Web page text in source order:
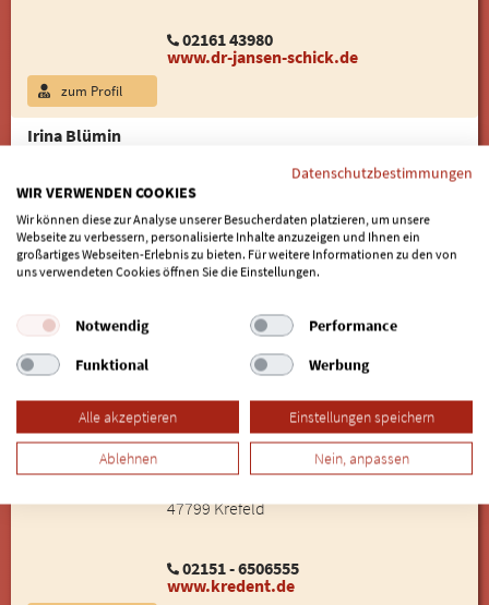
02161 43980
www.dr-jansen-schick.de
zum Profil
Irina Blümin
dentalRelax
40211 Düsseldorf
zahnarzt-duesseldorf24.de
Online-Termin
Zygoma-Implantate
KREDENT - Zahnmedizinisches
47799 Krefeld
02151 - 6506555
www.kredent.de
Datenschutzbestimmungen
WIR VERWENDEN COOKIES
Wir können diese zur Analyse unserer Besucherdaten platzieren, um unsere
Webseite zu verbessern, personalisierte Inhalte anzuzeigen und Ihnen ein
großartiges Webseiten-Erlebnis zu bieten. Für weitere Informationen zu den von
uns verwendeten Cookies öffnen Sie die Einstellungen.
Notwendig
Performance
Funktional
Werbung
Alle akzeptieren Einstellungen speichern
Ablehnen Nein, anpassen